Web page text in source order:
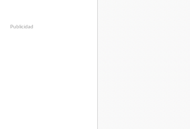
Publicidad